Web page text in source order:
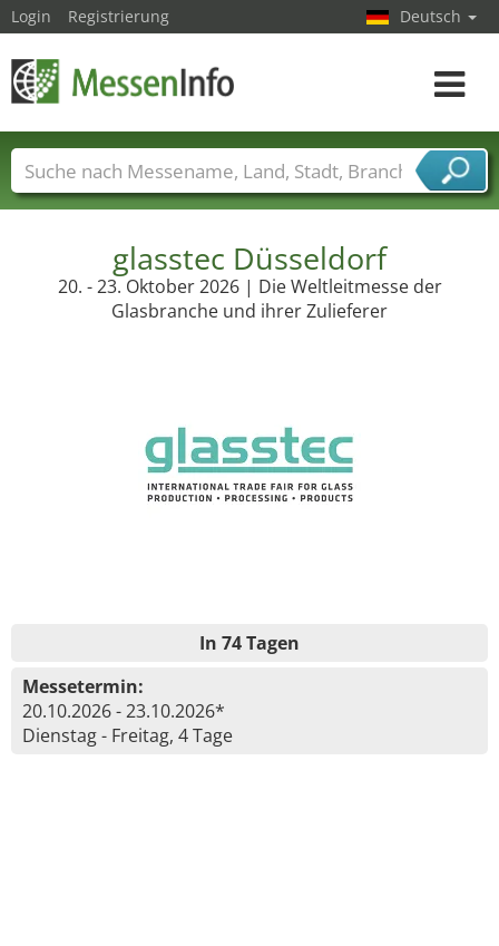
glasstec Düsseldorf
20. - 23. Oktober 2026 | Die Weltleitmesse der
Glasbranche und ihrer Zulieferer
In 74 Tagen
Messetermin:
20.10.2026 - 23.10.2026*
Dienstag - Freitag, 4 Tage
Login Registrierung Deutsch
Toggle
Messenamen Länder Städte
Branchen